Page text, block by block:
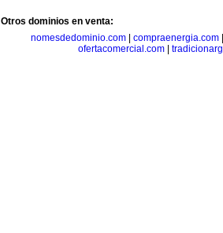
Otros dominios en venta:
nomesdedominio.com| compraenergia.com
ofertacomercial.com